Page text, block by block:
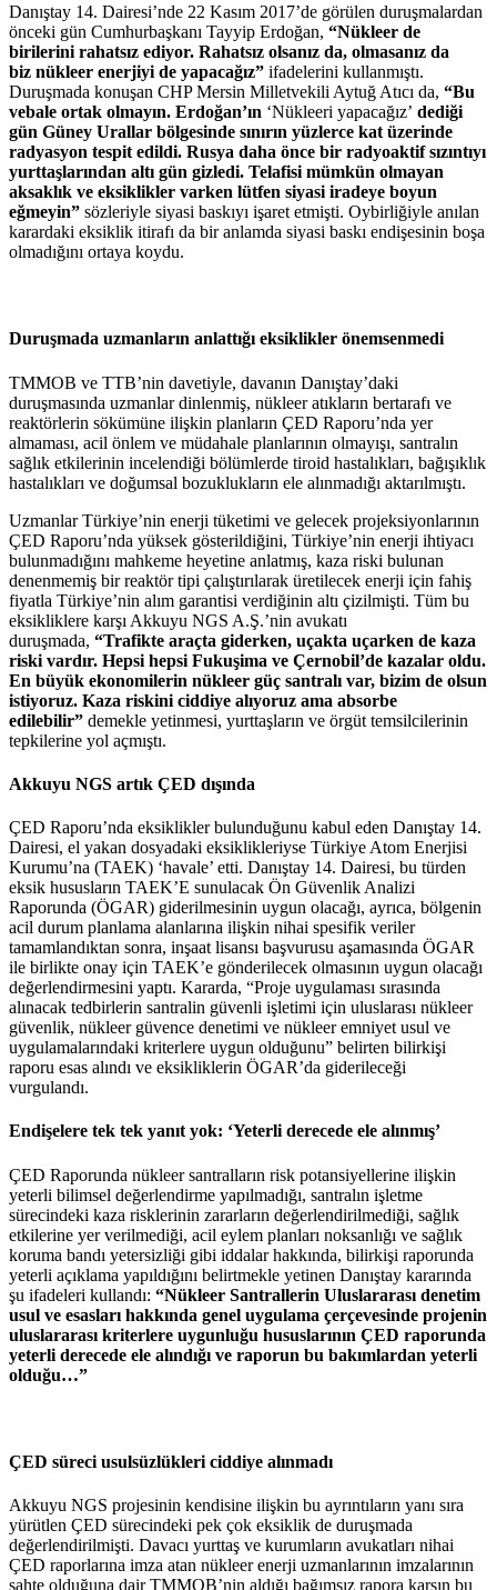
Danıştay 14. Dairesi’nde 22 Kasım 2017’de görülen duruşmalardan
önceki gün Cumhurbaşkanı Tayyip Erdoğan, “Nükleer de
birilerini rahatsız ediyor. Rahatsız olsanız da, olmasanız da
biz nükleer enerjiyi de yapacağız” ifadelerini kullanmıştı.
Duruşmada konuşan CHP Mersin Milletvekili Aytuğ Atıcı da, “Bu
vebale ortak olmayın. Erdoğan’ın ‘Nükleeri yapacağız’ dediği
gün Güney Urallar bölgesinde sınırın yüzlerce kat üzerinde
radyasyon tespit edildi. Rusya daha önce bir radyoaktif sızıntıyı
yurttaşlarından altı gün gizledi. Telafisi mümkün olmayan
aksaklık ve eksiklikler varken lütfen siyasi iradeye boyun
eğmeyin” sözleriyle siyasi baskıyı işaret etmişti. Oybirliğiyle anılan
karardaki eksiklik itirafı da bir anlamda siyasi baskı endişesinin boşa
olmadığını ortaya koydu.
Duruşmada uzmanların anlattığı eksiklikler önemsenmedi
TMMOB ve TTB’nin davetiyle, davanın Danıştay’daki
duruşmasında uzmanlar dinlenmiş, nükleer atıkların bertarafı ve
reaktörlerin sökümüne ilişkin planların ÇED Raporu’nda yer
almaması, acil önlem ve müdahale planlarının olmayışı, santralın
sağlık etkilerinin incelendiği bölümlerde tiroid hastalıkları, bağışıklık
hastalıkları ve doğumsal bozuklukların ele alınmadığı aktarılmıştı.
Uzmanlar Türkiye’nin enerji tüketimi ve gelecek projeksiyonlarının
ÇED Raporu’nda yüksek gösterildiğini, Türkiye’nin enerji ihtiyacı
bulunmadığını mahkeme heyetine anlatmış, kaza riski bulunan
denenmemiş bir reaktör tipi çalıştırılarak üretilecek enerji için fahiş
fiyatla Türkiye’nin alım garantisi verdiğinin altı çizilmişti. Tüm bu
eksikliklere karşı Akkuyu NGS A.Ş.’nin avukatı
duruşmada, “Trafikte araçta giderken, uçakta uçarken de kaza
riski vardır. Hepsi hepsi Fukuşima ve Çernobil’de kazalar oldu.
En büyük ekonomilerin nükleer güç santralı var, bizim de olsun
istiyoruz. Kaza riskini ciddiye alıyoruz ama absorbe
edilebilir” demekle yetinmesi, yurttaşların ve örgüt temsilcilerinin
tepkilerine yol açmıştı.
Akkuyu NGS artık ÇED dışında
ÇED Raporu’nda eksiklikler bulunduğunu kabul eden Danıştay 14.
Dairesi, el yakan dosyadaki eksiklikleriyse Türkiye Atom Enerjisi
Kurumu’na (TAEK) ‘havale’ etti. Danıştay 14. Dairesi, bu türden
eksik hususların TAEK’E sunulacak Ön Güvenlik Analizi
Raporunda (ÖGAR) giderilmesinin uygun olacağı, ayrıca, bölgenin
acil durum planlama alanlarına ilişkin nihai spesifik veriler
tamamlandıktan sonra, inşaat lisansı başvurusu aşamasında ÖGAR
ile birlikte onay için TAEK’e gönderilecek olmasının uygun olacağı
değerlendirmesini yaptı. Kararda, “Proje uygulaması sırasında
alınacak tedbirlerin santralin güvenli işletimi için uluslarası nükleer
güvenlik, nükleer güvence denetimi ve nükleer emniyet usul ve
uygulamalarındaki kriterlere uygun olduğunu” belirten bilirkişi
raporu esas alındı ve eksikliklerin ÖGAR’da giderileceği
vurgulandı.
Endişelere tek tek yanıt yok: ‘Yeterli derecede ele alınmış’
ÇED Raporunda nükleer santralların risk potansiyellerine ilişkin
yeterli bilimsel değerlendirme yapılmadığı, santralın işletme
sürecindeki kaza risklerinin zararların değerlendirilmediği, sağlık
etkilerine yer verilmediği, acil eylem planları noksanlığı ve sağlık
koruma bandı yetersizliği gibi iddalar hakkında, bilirkişi raporunda
yeterli açıklama yapıldığını belirtmekle yetinen Danıştay kararında
şu ifadeleri kullandı: “Nükleer Santrallerin Uluslararası denetim
usul ve esasları hakkında genel uygulama çerçevesinde projenin
uluslararası kriterlere uygunluğu hususlarının ÇED raporunda
yeterli derecede ele alındığı ve raporun bu bakımlardan yeterli
olduğu…”
ÇED süreci usulsüzlükleri ciddiye alınmadı
Akkuyu NGS projesinin kendisine ilişkin bu ayrıntıların yanı sıra
yürütlen ÇED sürecindeki pek çok eksiklik de duruşmada
değerlendirilmişti. Davacı yurttaş ve kurumların avukatları nihai
ÇED raporlarına imza atan nükleer enerji uzmanlarının imzalarının
sahte olduğuna dair TMMOB’nin aldığı bağımsız rapora karşın bu